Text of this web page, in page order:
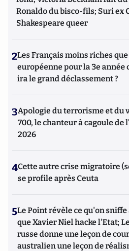
Ronaldo du bisco-fils; Suri ex
Shakespeare queer
2Les Français moins riches
européenne pour la 3e année
ira le grand déclassement ?
3Apologie du terrorisme et du
700, le chanteur à cagoule de
2026
4Cette autre crise migratoire
se profile après Ceuta
5Le Point révèle ce qu'on
que Xavier Niel hacke l'Etat;
russe donne une leçon de
australien une leçon de